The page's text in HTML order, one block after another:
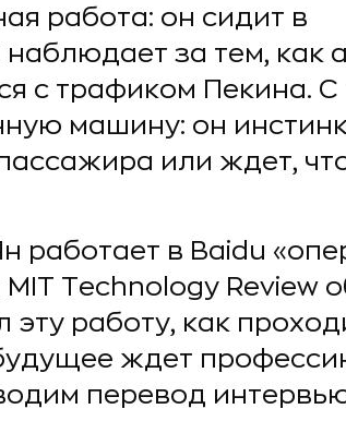
работа: он сидит в
за тем, как
с трафиком Пекина. С
машину: он
или ждет,
работает в Baidu
Technology Review
работу, как
ждет
перевод